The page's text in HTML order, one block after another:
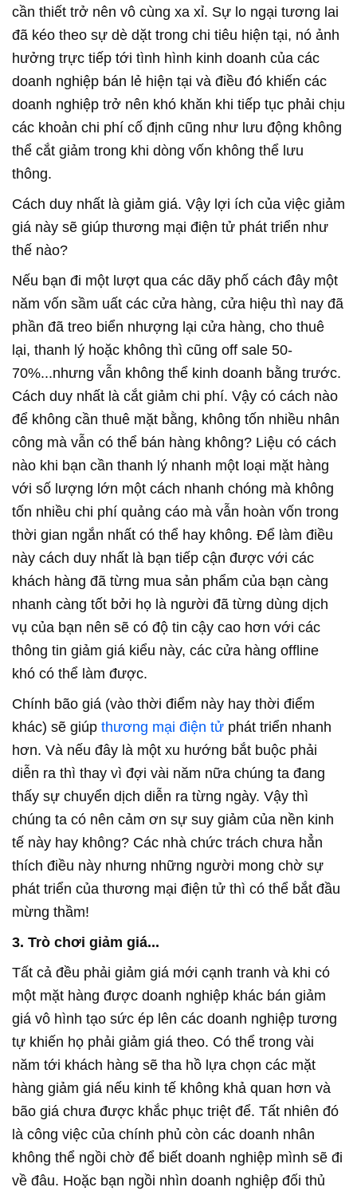
cần thiết trở nên vô cùng xa xỉ. Sự lo ngại tương lai
đã kéo theo sự dè dặt trong chi tiêu hiện tại, nó ảnh
hưởng trực tiếp tới tình hình kinh doanh của các
doanh nghiệp bán lẻ hiện tại và điều đó khiến các
doanh nghiệp trở nên khó khăn khi tiếp tục phải chịu
các khoản chi phí cố định cũng như lưu động không
thể cắt giảm trong khi dòng vốn không thể lưu
thông.
Cách duy nhất là giảm giá. Vậy lợi ích của việc giảm
giá này sẽ giúp thương mại điện tử phát triển như
thế nào?
Nếu bạn đi một lượt qua các dãy phố cách đây một
năm vốn sầm uất các cửa hàng, cửa hiệu thì nay đã
phần đã treo biển nhượng lại cửa hàng, cho thuê
lại, thanh lý hoặc không thì cũng off sale 50-
70%...nhưng vẫn không thể kinh doanh bằng trước.
Cách duy nhất là cắt giảm chi phí. Vậy có cách nào
để không cần thuê mặt bằng, không tốn nhiều nhân
công mà vẫn có thể bán hàng không? Liệu có cách
nào khi bạn cần thanh lý nhanh một loại mặt hàng
với số lượng lớn một cách nhanh chóng mà không
tốn nhiều chi phí quảng cáo mà vẫn hoàn vốn trong
thời gian ngắn nhất có thể hay không. Để làm điều
này cách duy nhất là bạn tiếp cận được với các
khách hàng đã từng mua sản phẩm của bạn càng
nhanh càng tốt bởi họ là người đã từng dùng dịch
vụ của bạn nên sẽ có độ tin cậy cao hơn với các
thông tin giảm giá kiểu này, các cửa hàng offline
khó có thể làm được.
Chính bão giá (vào thời điểm này hay thời điểm
khác) sẽ giúp thương mại điện tử phát triển nhanh
hơn. Và nếu đây là một xu hướng bắt buộc phải
diễn ra thì thay vì đợi vài năm nữa chúng ta đang
thấy sự chuyển dịch diễn ra từng ngày. Vậy thì
chúng ta có nên cảm ơn sự suy giảm của nền kinh
tế này hay không? Các nhà chức trách chưa hẳn
thích điều này nhưng những người mong chờ sự
phát triển của thương mại điện tử thì có thể bắt đầu
mừng thầm!
3. Trò chơi giảm giá...
Tất cả đều phải giảm giá mới cạnh tranh và khi có
một mặt hàng được doanh nghiệp khác bán giảm
giá vô hình tạo sức ép lên các doanh nghiệp tương
tự khiến họ phải giảm giá theo. Có thể trong vài
năm tới khách hàng sẽ tha hồ lựa chọn các mặt
hàng giảm giá nếu kinh tế không khả quan hơn và
bão giá chưa được khắc phục triệt để. Tất nhiên đó
là công việc của chính phủ còn các doanh nhân
không thể ngồi chờ để biết doanh nghiệp mình sẽ đi
về đâu. Hoặc bạn ngồi nhìn doanh nghiệp đối thủ